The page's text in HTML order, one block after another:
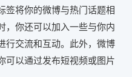
签将你的微博与热门话题相
，你还可以加入一些与你内
行交流和互动。此外，微博
可以通过发布短视频或图片